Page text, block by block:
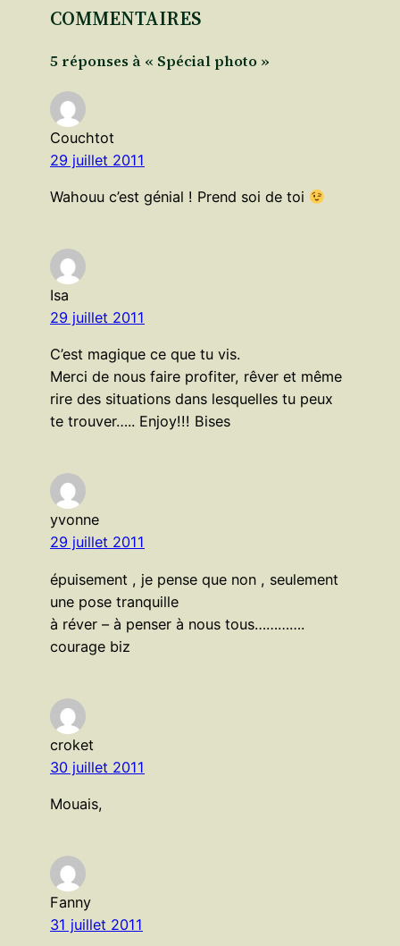
COMMENTAIRES
5 réponses à « Spécial photo »
Couchtot
29 juillet 2011
Wahouu c’est génial ! Prend soi de toi
Isa
29 juillet 2011
C’est magique ce que tu vis.
Merci de nous faire profiter, rêver et même
rire des situations dans lesquelles tu peux
te trouver….. Enjoy!!! Bises
yvonne
29 juillet 2011
épuisement , je pense que non , seulement
une pose tranquille
à réver – à penser à nous tous………….
courage biz
croket
30 juillet 2011
Mouais,
Fanny
31 juillet 2011